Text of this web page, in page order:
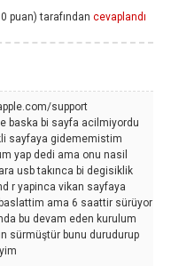
puan) tarafından cevaplandı
support
baska bi sayfa acilmiyordu
sayfaya gidememistim
yap dedi ama onu nasil
usb takınca bi degisiklik
r yapinca vikan sayfaya
ama 6 saattir sürüyor
bu devam eden kurulum
sürmüştür bunu durudurup